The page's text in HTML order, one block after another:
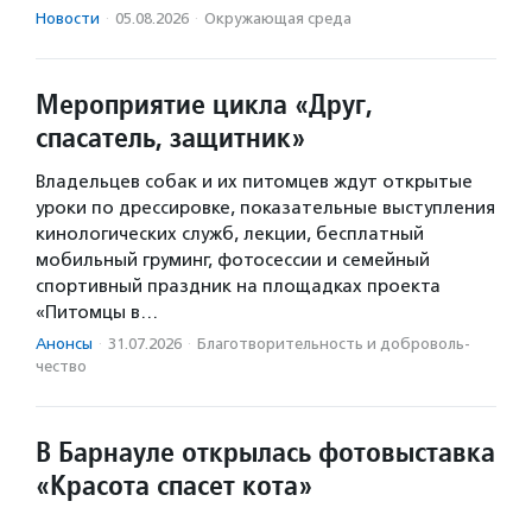
Новости · 05.08.2026 · Окружающая среда
Мероприятие цикла «Друг,
спасатель, защитник»
Владельцев собак и их питомцев ждут открытые
уроки по дрессировке, показательные выступления
кинологических служб, лекции, бесплатный
мобильный груминг, фотосессии и семейный
спортивный праздник на площадках проекта
«Питомцы в…
Анонсы · 31.07.2026 · Благотвори­тель­ность и доброволь­
чест­во
В Барнауле открылась фотовыставка
«Красота спасет кота»